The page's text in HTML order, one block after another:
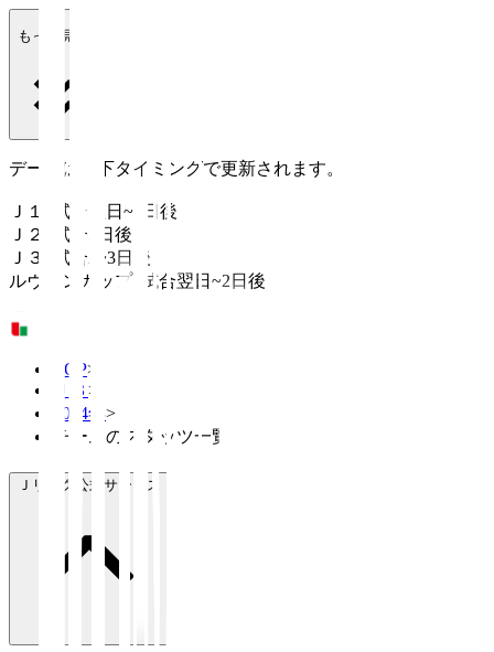
もっと見る
データは以下タイミングで更新されます。
Ｊ１: 試合翌日~2日後
Ｊ２: 試合2日後
Ｊ３: 試合2~3日後
ルヴァンカップ: 試合翌日~2日後
TOP>
Ｊ３>
2024年>
チームのスタッツ一覧
Ｊリーグ公式サービス